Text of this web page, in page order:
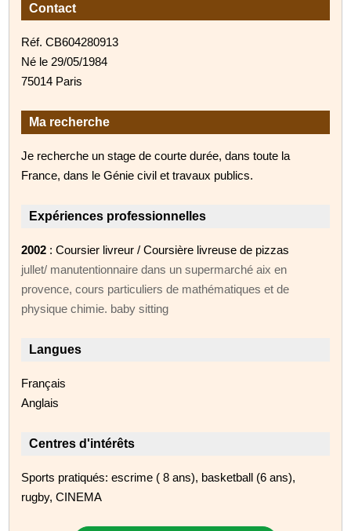
Contact
Réf. CB604280913
Né le 29/05/1984
75014 Paris
Ma recherche
Je recherche un stage de courte durée, dans toute la
France, dans le Génie civil et travaux publics.
Expériences professionnelles
2002 : Coursier livreur / Coursière livreuse de pizzas
jullet/ manutentionnaire dans un supermarché aix en
provence, cours particuliers de mathématiques et de
physique chimie. baby sitting
Langues
Français
Anglais
Centres d'intérêts
Sports pratiqués: escrime ( 8 ans), basketball (6 ans),
rugby, CINEMA